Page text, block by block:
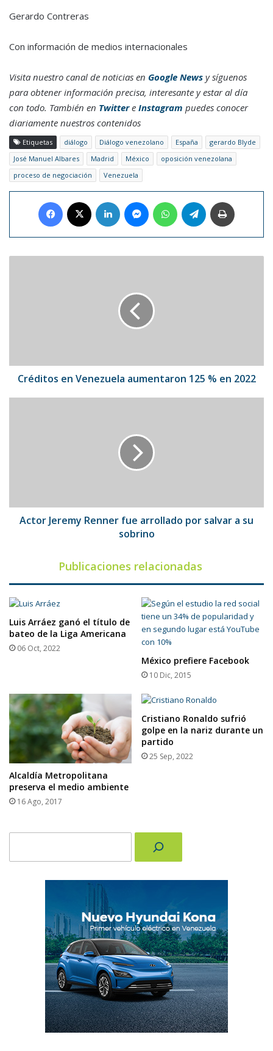
Gerardo Contreras
Con información de medios internacionales
Visita nuestro canal de noticias en Google News y síguenos
para obtener información precisa, interesante y estar al día
con todo. También en Twittere Instagram puedes conocer
diariamente nuestros contenidos
Etiquetas diálogo Diálogo venezolano España
gerardo Blyde
José Manuel Albares
Madrid México
oposición venezolana
proceso de negociación
Venezuela
Facebook LinkedIn MessengerWhatsAppTelegram
Créditos en Venezuela aumentaron 125 % en 2022
su
sobrino
Actor Jeremy Renner fue arrollado por salvar a su
sobrino
Publicaciones relacionadas
Luis Arráez ganó el título de
bateo de la Liga Americana
06 Oct, 2022
México prefiere Facebook
10 Dic, 2015
Alcaldía Metropolitana
preserva el medio ambiente
16 Ago, 2017
Cristiano Ronaldo sufrió
golpe en la nariz durante un
partido
25 Sep, 2022